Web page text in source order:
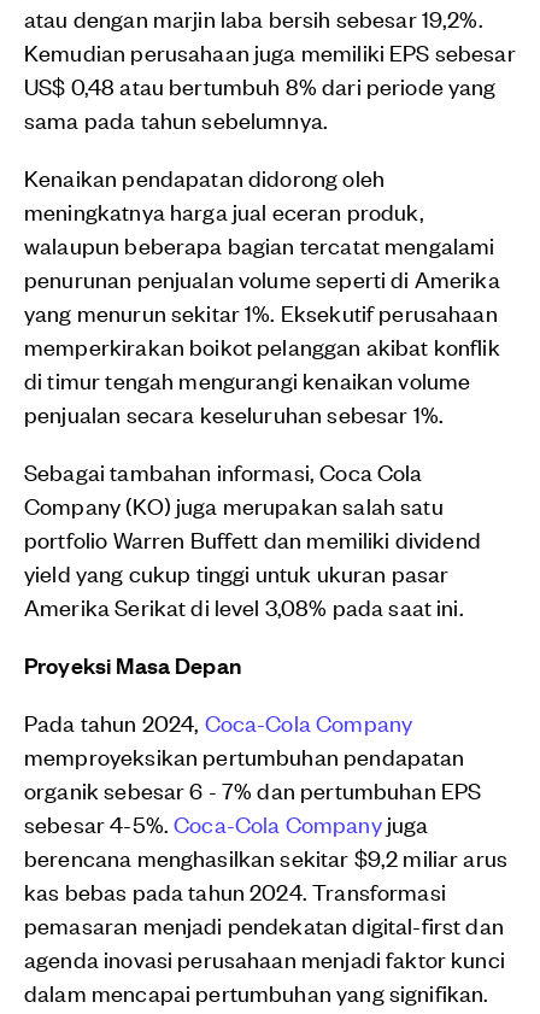
atau dengan marjin laba bersih sebesar 19,2%.
Kemudian perusahaan juga memiliki EPS sebesar
US$ 0,48 atau bertumbuh 8% dari periode yang
sama pada tahun sebelumnya.
Kenaikan pendapatan didorong oleh
meningkatnya harga jual eceran produk,
walaupun beberapa bagian tercatat mengalami
penurunan penjualan volume seperti di Amerika
yang menurun sekitar 1%. Eksekutif perusahaan
memperkirakan boikot pelanggan akibat konflik
di timur tengah mengurangi kenaikan volume
penjualan secara keseluruhan sebesar 1%.
Sebagai tambahan informasi, Coca Cola
Company (KO) juga merupakan salah satu
portfolio Warren Buffett dan memiliki dividend
yield yang cukup tinggi untuk ukuran pasar
Amerika Serikat di level 3,08% pada saat ini.
Proyeksi Masa Depan
Pada tahun 2024, Coca-Cola Company
memproyeksikan pertumbuhan pendapatan
organik sebesar 6 - 7% dan pertumbuhan EPS
sebesar 4-5%.Coca-Cola Companyjuga
berencana menghasilkan sekitar $9,2 miliar arus
kas bebas pada tahun 2024. Transformasi
pemasaran menjadi pendekatan digital-first dan
agenda inovasi perusahaan menjadi faktor kunci
dalam mencapai pertumbuhan yang signifikan.